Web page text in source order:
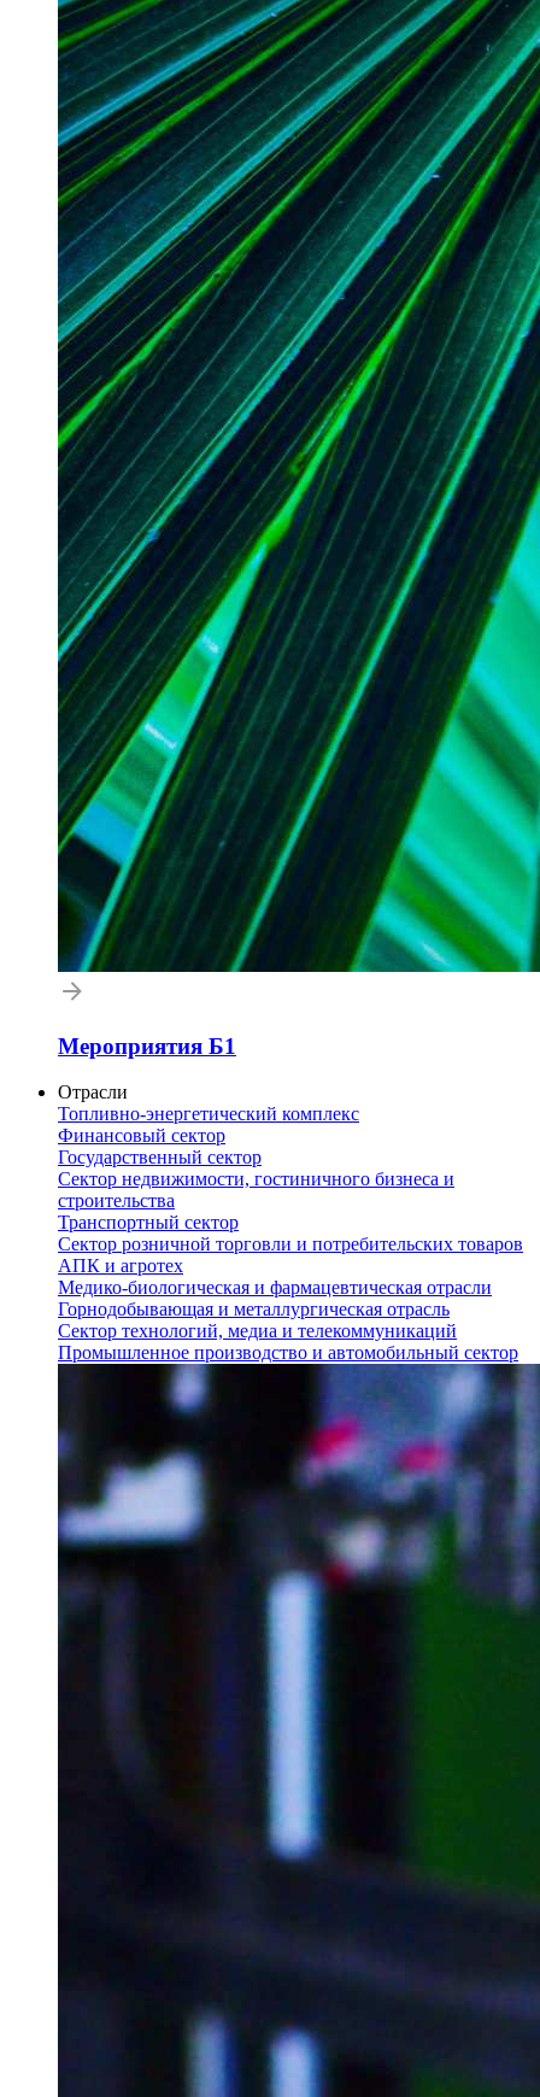
Мероприятия Б1
Отрасли
Топливно-энергетический комплекс
Финансовый сектор
Государственный сектор
Сектор недвижимости, гостиничного бизнеса и
строительства
Транспортный сектор
Сектор розничной торговли и потребительских товаров
АПК и агротех
Медико-биологическая и фармацевтическая отрасли
Горнодобывающая и металлургическая отрасль
Сектор технологий, медиа и телекоммуникаций
Промышленное производство и автомобильный сектор